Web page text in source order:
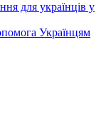
для українців у
Українцям